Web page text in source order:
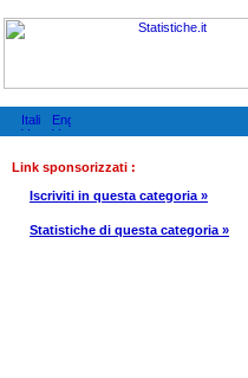
Link sponsorizzati :
Iscriviti in questa categoria »
Statistiche di questa categoria »